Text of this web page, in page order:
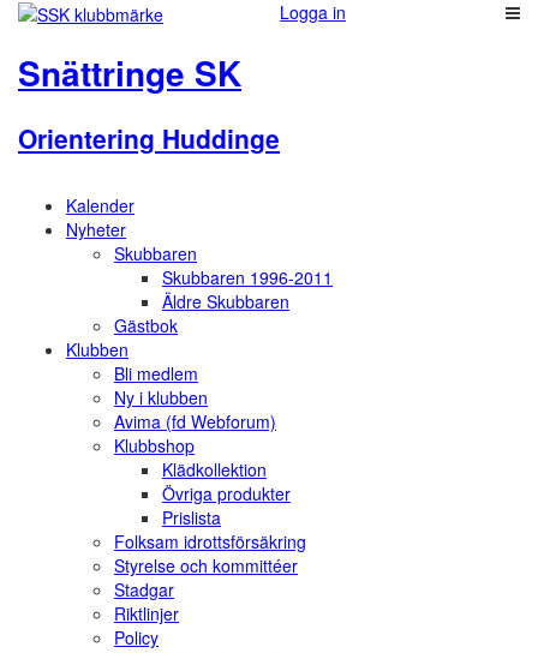
Logga in
Snättringe SK
Orientering Huddinge
Kalender
Nyheter
Skubbaren
Skubbaren 1996-2011
Äldre Skubbaren
Gästbok
Klubben
Bli medlem
Ny i klubben
Avima (fd Webforum)
Klubbshop
Klädkollektion
Övriga produkter
Prislista
Folksam idrottsförsäkring
Styrelse och kommittéer
Stadgar
Riktlinjer
Policy